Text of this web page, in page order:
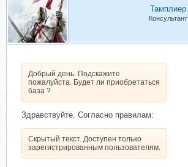
Тамплиер
Консультант
Добрый день. Подскажите
пожалуйста. Будет ли приобретаться
база ?
Здравствуйте. Согласно правилам:
Скрытый текст. Доступен только
зарегистрированным пользователям.